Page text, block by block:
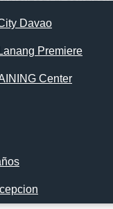
Davao
Premiere
Center